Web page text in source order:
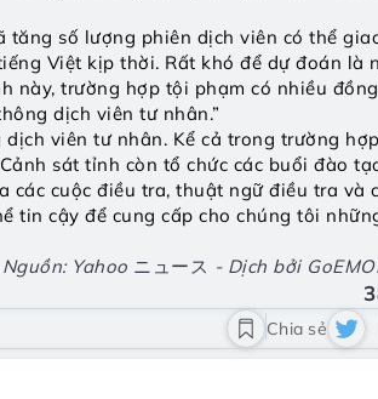
tăng số lượng phiên dịch viên có thể
Việt kịp thời. Rất khó để dự đoán là
này, trường hợp tội phạm có nhiều
dịch viên tư nhân.”
viên tư nhân. Kể cả trong trường
sát tỉnh còn tổ chức các buổi đào
cuộc điều tra, thuật ngữ điều tra và
tin cậy để cung cấp cho chúng tôi
Nguồn: Yahoo ニュース - Dịch bởi
Chia sẻ